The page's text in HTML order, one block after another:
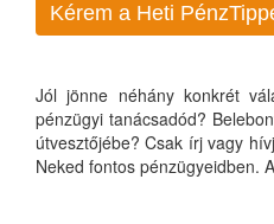
Kérem a Heti
Jól jönne néhány konkrét
pénzügyi tanácsadód?
útvesztőjébe? Csak írj vagy
Neked fontos pénzügyeidben.